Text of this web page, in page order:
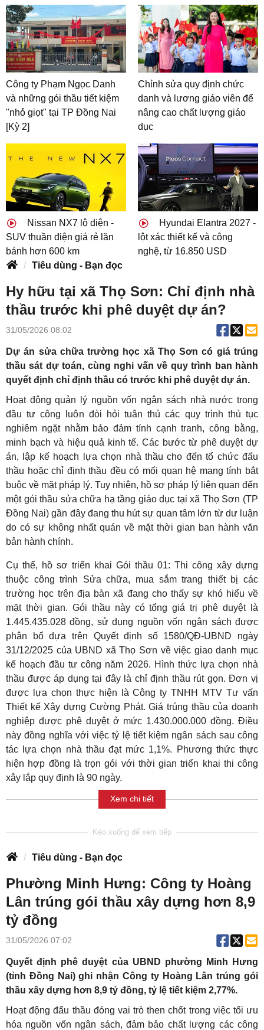
Công ty Phạm Ngọc Danh
và những gói thầu tiết kiệm
"nhỏ giọt" tại TP Đồng Nai
[Kỳ 2]
Chỉnh sửa quy định chức
danh và lương giáo viên để
nâng cao chất lượng giáo
dục
Nissan NX7 lộ diện -
SUV thuần điện giá rẻ lăn
bánh hơn 600 km
Hyundai Elantra 2027 -
lột xác thiết kế và công
nghệ, từ 16.850 USD
Tiêu dùng - Bạn đọc
Hy hữu tại xã Thọ Sơn: Chỉ định nhà
thầu trước khi phê duyệt dự án?
31/05/2026 08:02
Dự án sửa chữa trường học xã Thọ Sơn có giá trúng
thầu sát dự toán, cùng nghi vấn về quy trình ban hành
quyết định chỉ định thầu có trước khi phê duyệt dự án.
Hoạt động quản lý nguồn vốn ngân sách nhà nước trong
đầu tư công luôn đòi hỏi tuân thủ các quy trình thủ tục
nghiêm ngặt nhằm bảo đảm tính cạnh tranh, công bằng,
minh bạch và hiệu quả kinh tế. Các bước từ phê duyệt dự
án, lập kế hoạch lựa chọn nhà thầu cho đến tổ chức đấu
thầu hoặc chỉ định thầu đều có mối quan hệ mang tính bắt
buộc về mặt pháp lý. Tuy nhiên, hồ sơ pháp lý liên quan đến
một gói thầu sửa chữa hạ tầng giáo dục tại xã Thọ Sơn (TP
Đồng Nai) gần đây đang thu hút sự quan tâm lớn từ dư luận
do có sự không nhất quán về mặt thời gian ban hành văn
bản hành chính.
Cụ thể, hồ sơ triển khai Gói thầu 01: Thi công xây dựng
thuộc công trình Sửa chữa, mua sắm trang thiết bị các
trường học trên địa bàn xã đang cho thấy sự khó hiểu về
mặt thời gian. Gói thầu này có tổng giá trị phê duyệt là
1.445.435.028 đồng, sử dụng nguồn vốn ngân sách được
phân bổ dựa trên Quyết định số 1580/QĐ-UBND ngày
31/12/2025 của UBND xã Thọ Sơn về việc giao danh mục
kế hoạch đầu tư công năm 2026. Hình thức lựa chọn nhà
thầu được áp dụng tại đây là chỉ định thầu rút gọn. Đơn vị
được lựa chọn thực hiện là Công ty TNHH MTV Tư vấn
Thiết kế Xây dựng Cường Phát. Giá trúng thầu của doanh
nghiệp được phê duyệt ở mức 1.430.000.000 đồng. Điều
này đồng nghĩa với việc tỷ lệ tiết kiệm ngân sách sau công
tác lựa chọn nhà thầu đạt mức 1,1%. Phương thức thực
hiện hợp đồng là trọn gói với thời gian triển khai thi công
xây lắp quy định là 90 ngày.
Xem chi tiết
Tiêu dùng - Bạn đọc
Phường Minh Hưng: Công ty Hoàng
Lân trúng gói thầu xây dựng hơn 8,9
tỷ đồng
31/05/2026 07:02
Quyết định phê duyệt của UBND phường Minh Hưng
(tỉnh Đồng Nai) ghi nhận Công ty Hoàng Lân trúng gói
thầu xây dựng hơn 8,9 tỷ đồng, tỷ lệ tiết kiệm 2,77%.
Hoạt động đấu thầu đóng vai trò then chốt trong việc tối ưu
hóa nguồn vốn ngân sách, đảm bảo chất lượng các công